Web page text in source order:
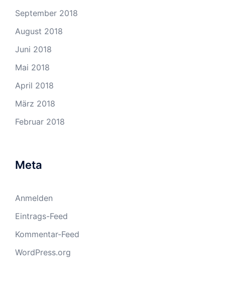
September 2018
August 2018
Juni 2018
Mai 2018
April 2018
März 2018
Februar 2018
Meta
Anmelden
Eintrags-Feed
Kommentar-Feed
WordPress.org